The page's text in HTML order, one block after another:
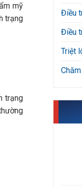
mỹ
trạng
trạng
Điều
Điều
Triệt